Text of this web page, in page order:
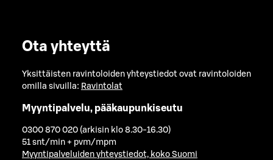
Ota yhteyttä
Yksittäisten ravintoloiden yhteystiedot ovat ravintoloiden
omilla sivuilla: Ravintolat
Myyntipalvelu, pääkaupunkiseutu
0300 870 020 (arkisin klo 8.30-16.30)
51 snt/min + pvm/mpm
Myyntipalveluiden yhteystiedot, koko Suomi